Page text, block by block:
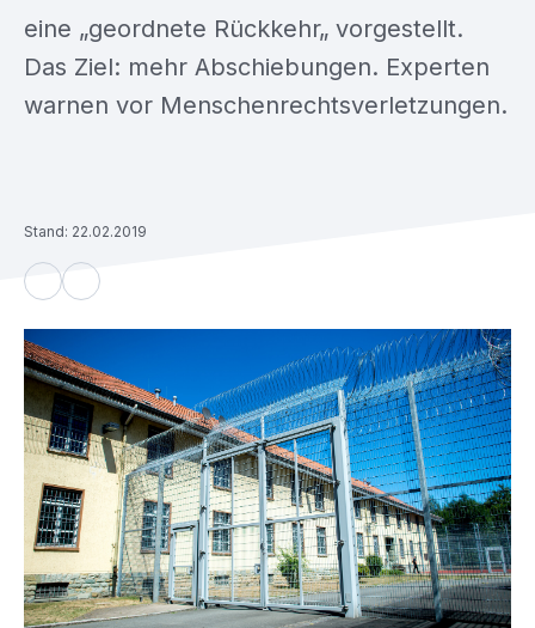
Stand: 22.02.2019
eine „geordnete Rückkehr„ vorgestellt.
Das Ziel: mehr Abschiebungen. Experten
warnen vor Menschenrechtsverletzungen.